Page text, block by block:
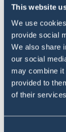
This website
We use
provide social
We also share
our social
may combine it
provided to
of their